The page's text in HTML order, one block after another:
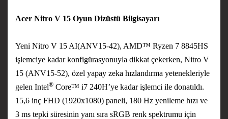
Acer Nitro V 15 Oyun Dizüstü Bilgisayarı
Yeni Nitro V 15 AI(ANV15-42), AMD™ Ryzen 7 8845HS
işlemciye kadar konfigürasyonuyla dikkat çekerken, Nitro V
15 (ANV15-52), özel yapay zeka hızlandırma yetenekleriyle
gelen Intel® Core™ i7 240H’ye kadar işlemci ile donatıldı.
15,6 inç FHD (1920x1080) paneli, 180 Hz yenileme hızı ve
3 ms tepki süresinin yanı sıra sRGB renk spektrumu için